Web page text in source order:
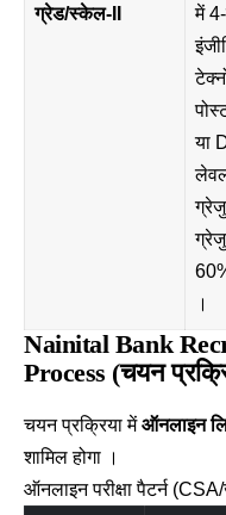
ग्रेड/स्केल-II
में 4-
या
लेवल
।
Nainital Bank
Process (चयन
चयन प्रक्रिया मेंऑनलाइन
शामिल होगा ।
ऑनलाइन परीक्षा पैटर्न